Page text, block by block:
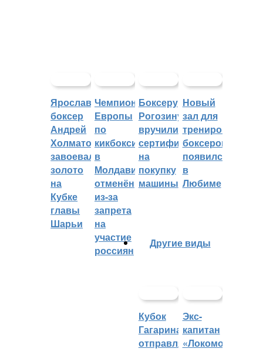
Ярославский
боксер
Андрей
Холматов
завоевал
золото
на
Кубке
главы
Шарьи
Чемпионат
Европы
по
кикбоксингу
в
Молдавии
отменён
из-за
запрета
на
участие
россиян
Боксеру
Рогозину
вручили
сертификат
на
покупку
машины
Новый
зал для
тренировок
боксеров
появился
в
Любиме
Другие виды
Кубок
Гагарина
отправляется
Экс-
капитан
«Локомотива»